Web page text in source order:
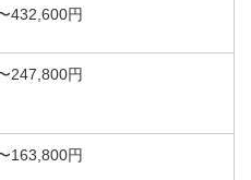
432,600円
247,800円
163,800円